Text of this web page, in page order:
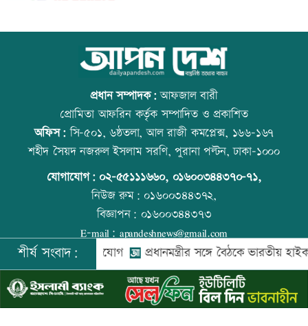
লক্ষ্মীপুরে সপ্তাহব্যাপী বৃক্ষরোপণ অভিযান-
বৃক্ষমেলা
বিআইএ-বীমা ফোরামের সঙ্গে আইডিআরএ’র
মতবিনিময়
ঘুমন্ত ব্যক্তিকে জবাইয়ের চেষ্টা
সীমান্তে ৭৮ লাখ টাকার মাদকসহ আটক ২
কাঁচা মরিচের দাম কমলেও ডিমের দাম
আজ স্বর্ণ-রুপা যে দামে বিক্রি হচ্ছে
এক দিনের ব্যবধানে কমলো স্বর্ণের দাম, আজ
থেকেই কার্যকর
স্বর্ণের দামে বড় লাফ, আজ থেকেই কার্যকর
প্রধান সম্পাদক:আফজাল বারী
প্রোমিতা আফরিন কর্তৃক সম্পাদিত ও প্রকাশিত
অফিস:সি-৫০১, ৬ষ্ঠতলা, আল রাজী কমপ্লেক্স, ১৬৬-১৬৭
শহীদ সৈয়দ নজরুল ইসলাম সরণি, পুরানা পল্টন, ঢাকা-১০০০
যোগাযোগ: ০২-৫৫১১১৬৬০, ০১৬০০৩৪৪৩৭০-৭১,
নিউজ রুম:০১৬০০৩৪৪৩৭২,
বিজ্ঞাপন: ০১৬০০৩৪৪৩৭৩
E-mail: apandeshnews@gmail.com
©২০২৬ |আপন দেশ ডটকমকর্তৃক সর্বসত্ব ® সংরক্ষিত | উন্নয়নে
ইমিথমেকারস.কম
শীর্ষ সংবাদ:
অভিযোগ প্রধানমন্ত্রীর সঙ্গে বৈঠকে ভারতীয় হাইকমিশনার